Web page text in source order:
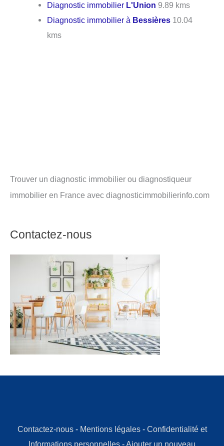
Diagnostic immobilier L'Union 9.89 kms
Diagnostic immobilier à Bessières 10.04
kms
Trouver un diagnostic immobilier ou diagnostiqueur
immobilier en France avec diagnosticimmobilierinfo.com
Contactez-nous
Contactez-nous- Mentions légales- Confidentialité et